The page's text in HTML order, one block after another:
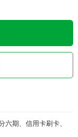
六期、信用卡刷卡、